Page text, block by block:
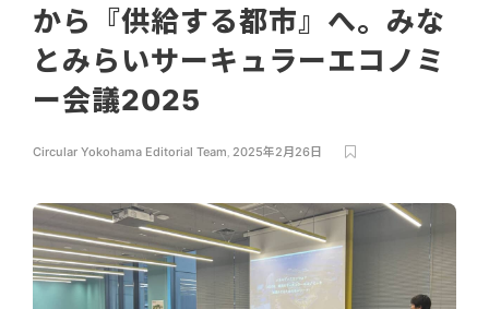
から『供給する都市』へ。みな
とみらいサーキュラーエコノミ
ー会議2025
Circular Yokohama Editorial Team, 2025年2月26日